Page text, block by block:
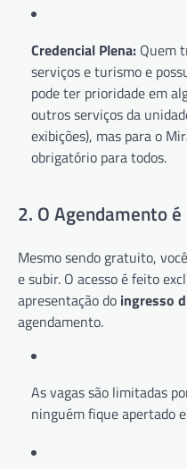
Credencial Plena: Quem
serviços e turismo e
pode ter prioridade em
outros serviços da
exibições), mas para o
obrigatório para todos.
2. O Agendamento
Mesmo sendo gratuito,
e subir. O acesso é feito
apresentação do ingresso
agendamento.
As vagas são limitadas
ninguém fique apertado